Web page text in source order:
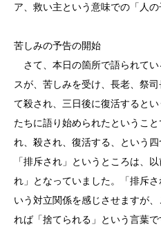
ア、救い主という意味での「人の
苦しみの予告の開始
さて、本日の箇所で語られて
スが、苦しみを受け、長老、祭
て殺され、三日後に復活すると
たちに語り始められたというこ
れ、殺され、復活する、という四
「排斥され」というところは、
れ」となっていました。「排斥
いう対立関係を感じさせますが
れば「捨てられる」という言葉